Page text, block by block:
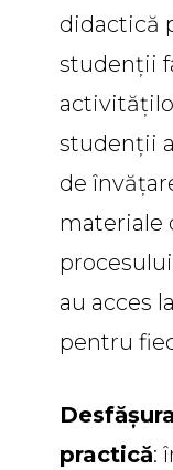
didactică
studenții
studenții
de
materiale
au acces
pentru
practică: